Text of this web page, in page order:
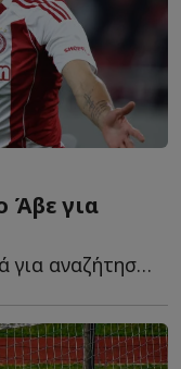
Άβε για
Ο Ολυμπιακός είναι στην αγορά για αναζήτηση επιθετικού, λ...